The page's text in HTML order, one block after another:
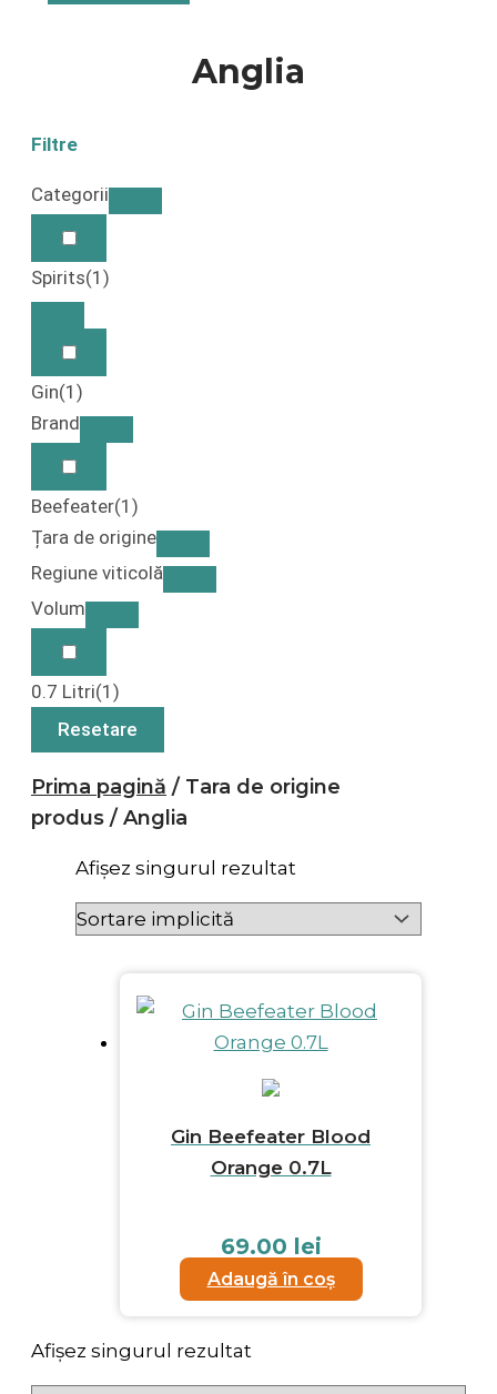
Anglia
Filtre
Categorii
Spirits(1)
Gin(1)
Brand
Beefeater(1)
Țara de origine
Regiune viticolă
Volum
0.7 Litri(1)
Resetare
Prima pagină / Tara de origine
produs / Anglia
Afișez singurul rezultat
Gin Beefeater Blood
Orange 0.7L
69.00 lei
Adaugă în coș
Afișez singurul rezultat